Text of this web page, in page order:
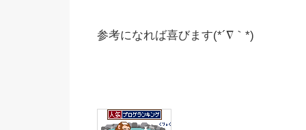
参考になれば喜びます(*´∇｀*)